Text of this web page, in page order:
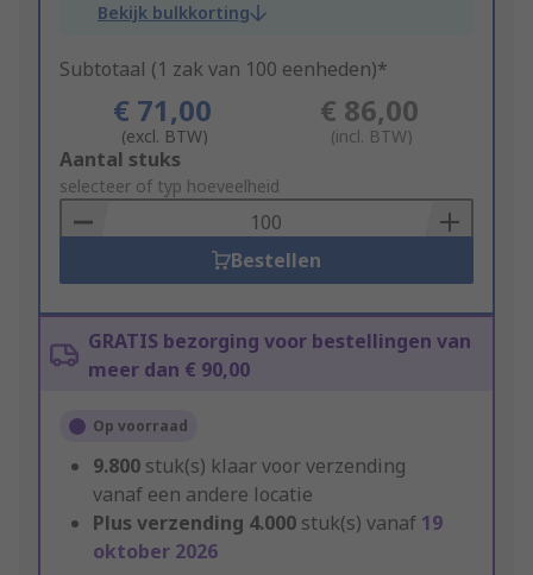
Bekijk bulkkorting
Subtotaal (1 zak van 100 eenheden)*
€ 71,00
(excl. BTW)
€ 86,00
(incl. BTW)
Add
to
Basket
Aantal stuks
selecteer of typ hoeveelheid
Bestellen
GRATIS bezorging voor bestellingen van
meer dan € 90,00
Op voorraad
9.800 stuk(s) klaar voor verzending
vanaf een andere locatie
Plus verzending 4.000 stuk(s) vanaf 19
oktober 2026